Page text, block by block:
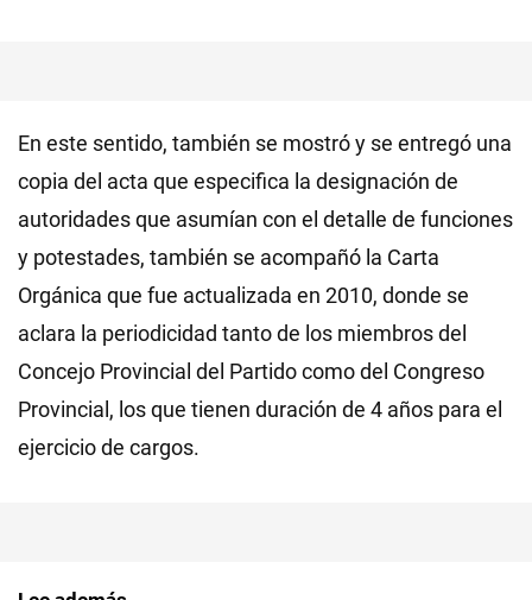
En este sentido, también se mostró y se entregó una
copia del acta que especifica la designación de
autoridades que asumían con el detalle de funciones
y potestades, también se acompañó la Carta
Orgánica que fue actualizada en 2010, donde se
aclara la periodicidad tanto de los miembros del
Concejo Provincial del Partido como del Congreso
Provincial, los que tienen duración de 4 años para el
ejercicio de cargos.